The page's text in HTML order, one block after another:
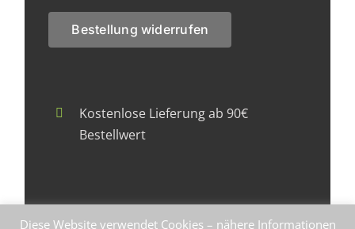
Bestellung widerrufen
Kostenlose Lieferung ab 90€
Bestellwert
Faire Herstellung zu fairen Preisen
Diese Website verwendet Cookies – nähere Informationen